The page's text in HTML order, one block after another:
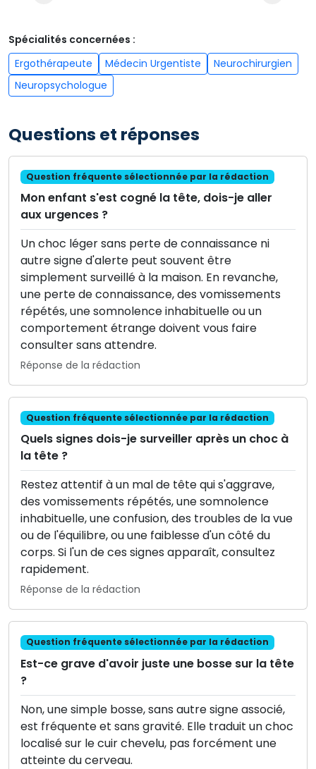
Spécialités concernées :
Ergothérapeute
Médecin Urgentiste
Neurochirurgien
Neuropsychologue
Questions et réponses
Question fréquente sélectionnée par la rédaction
Mon enfant s'est cogné la tête, dois-je aller
aux urgences ?
Un choc léger sans perte de connaissance ni
autre signe d'alerte peut souvent être
simplement surveillé à la maison. En revanche,
une perte de connaissance, des vomissements
répétés, une somnolence inhabituelle ou un
comportement étrange doivent vous faire
consulter sans attendre.
Réponse de la rédaction
Question fréquente sélectionnée par la rédaction
Quels signes dois-je surveiller après un choc à
la tête ?
Restez attentif à un mal de tête qui s'aggrave,
des vomissements répétés, une somnolence
inhabituelle, une confusion, des troubles de la vue
ou de l'équilibre, ou une faiblesse d'un côté du
corps. Si l'un de ces signes apparaît, consultez
rapidement.
Réponse de la rédaction
Question fréquente sélectionnée par la rédaction
Est-ce grave d'avoir juste une bosse sur la tête
?
Non, une simple bosse, sans autre signe associé,
est fréquente et sans gravité. Elle traduit un choc
localisé sur le cuir chevelu, pas forcément une
atteinte du cerveau.